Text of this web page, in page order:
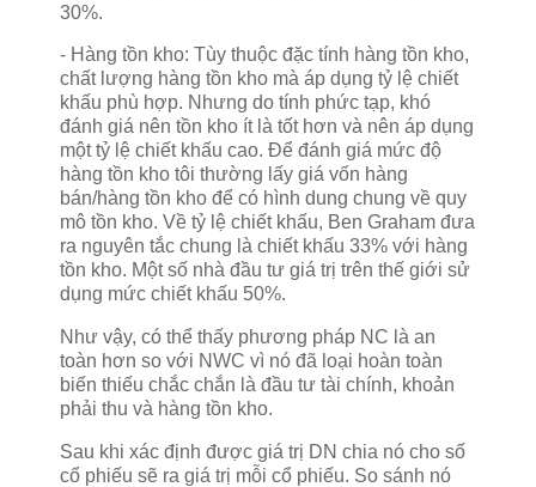
30%.
- Hàng tồn kho: Tùy thuộc đặc tính hàng tồn kho,
chất lượng hàng tồn kho mà áp dụng tỷ lệ chiết
khấu phù hợp. Nhưng do tính phức tạp, khó
đánh giá nên tồn kho ít là tốt hơn và nên áp dụng
một tỷ lệ chiết khấu cao. Để đánh giá mức độ
hàng tồn kho tôi thường lấy giá vốn hàng
bán/hàng tồn kho để có hình dung chung về quy
mô tồn kho. Về tỷ lệ chiết khấu, Ben Graham đưa
ra nguyên tắc chung là chiết khấu 33% với hàng
tồn kho. Một số nhà đầu tư giá trị trên thế giới sử
dụng mức chiết khấu 50%.
Như vậy, có thể thấy phương pháp NC là an
toàn hơn so với NWC vì nó đã loại hoàn toàn
biến thiếu chắc chắn là đầu tư tài chính, khoản
phải thu và hàng tồn kho.
Sau khi xác định được giá trị DN chia nó cho số
cổ phiếu sẽ ra giá trị mỗi cổ phiếu. So sánh nó